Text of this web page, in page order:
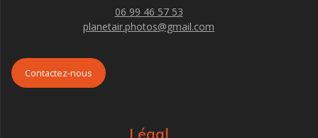
06 99 46 57 53
planetair.photos@gmail.com
Contactez-nous
Légal